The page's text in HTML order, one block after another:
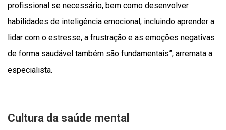
profissional se necessário, bem como desenvolver
habilidades de inteligência emocional, incluindo aprender a
lidar com o estresse, a frustração e as emoções negativas
de forma saudável também são fundamentais”, arremata a
especialista.
Cultura da saúde mental